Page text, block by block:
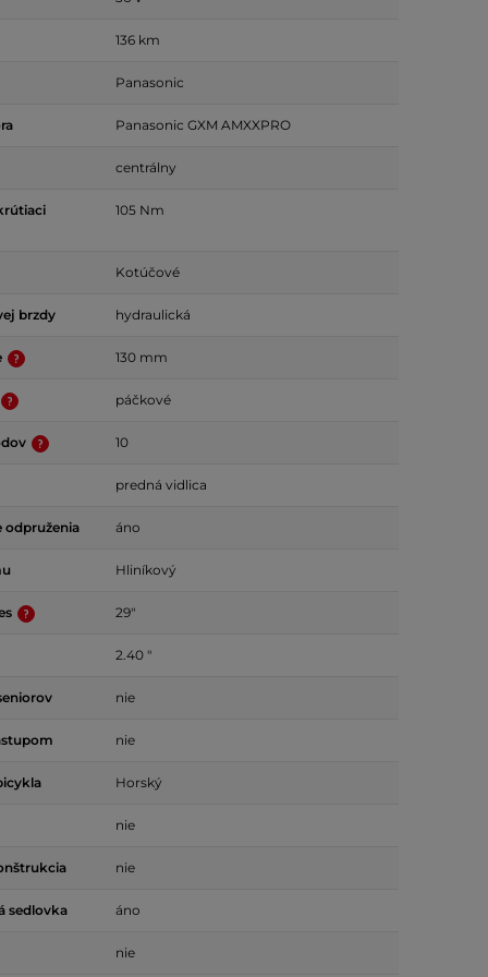
136 km
Panasonic
Panasonic GXM AMXXPRO
centrálny
105 Nm
Kotúčové
brzdy hydraulická
130 mm
páčkové
10
predná vidlica
odpruženia áno
Hliníkový
29"
2.40 "
nie
nie
Horský
nie
nie
sedlovka áno
nie